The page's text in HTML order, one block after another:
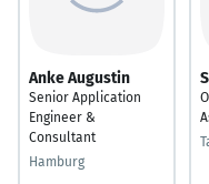
Anke Augustin
Senior Application
Engineer &
Consultant
Hamburg